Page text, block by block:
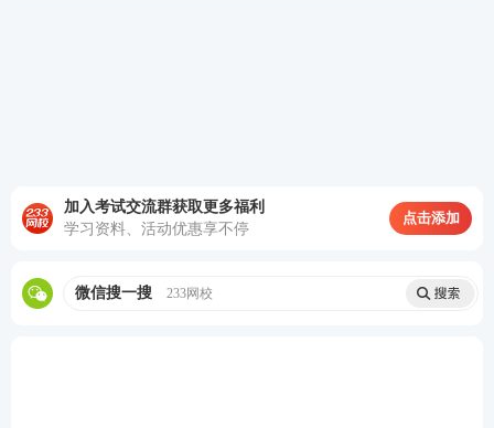
2002年3月，司法考试首考如期而至，共有36万人参
加入考试交流群获取更多福利
学习资料、活动优惠享不停
点击添加
微信搜一搜 233网校